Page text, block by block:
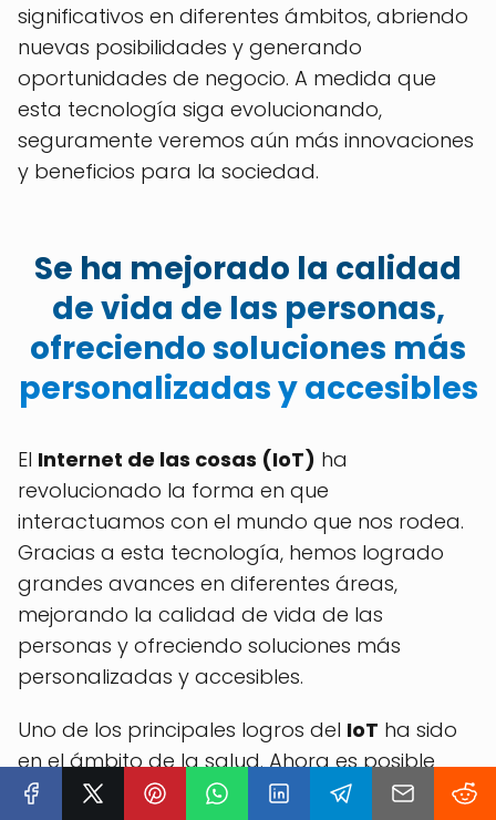
significativos en diferentes ámbitos, abriendo
nuevas posibilidades y generando
oportunidades de negocio. A medida que
esta tecnología siga evolucionando,
seguramente veremos aún más innovaciones
y beneficios para la sociedad.
Se ha mejorado la calidad
de vida de las personas,
ofreciendo soluciones más
personalizadas y accesibles
El Internet de las cosas (IoT) ha
revolucionado la forma en que
interactuamos con el mundo que nos rodea.
Gracias a esta tecnología, hemos logrado
grandes avances en diferentes áreas,
mejorando la calidad de vida de las
personas y ofreciendo soluciones más
personalizadas y accesibles.
Uno de los principales logros del IoT ha sido
en el ámbito de la salud. Ahora es posible
monitorear de manera constante y en tiempo